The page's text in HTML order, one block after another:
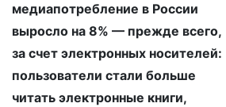
медиапотребление в России
выросло на 8% — прежде всего,
за счет электронных носителей:
пользователи стали больше
читать электронные книги,